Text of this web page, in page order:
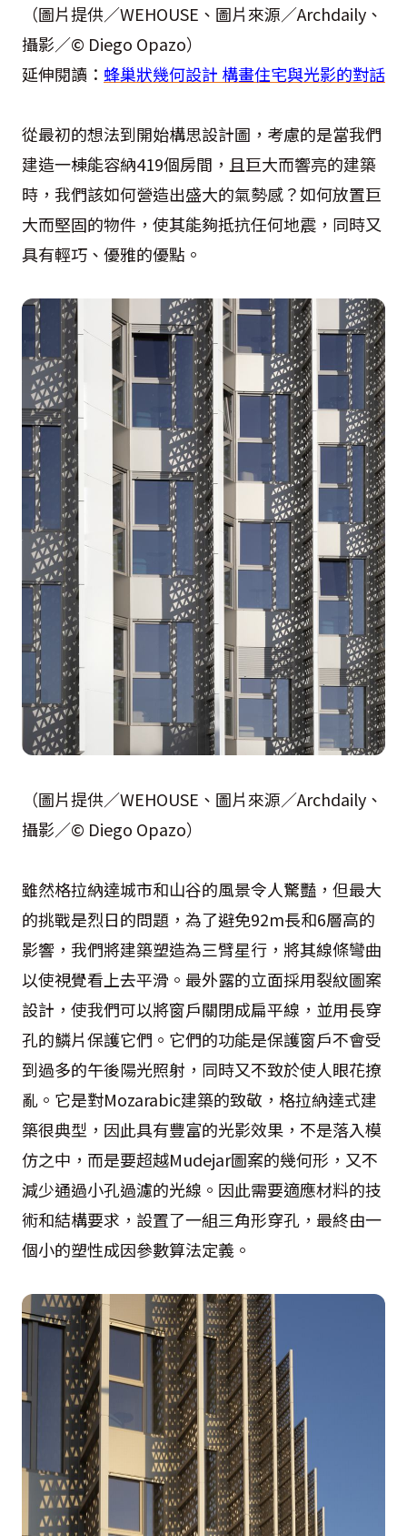
（圖片提供／WEHOUSE、圖片來源／Archdaily、
攝影／© Diego Opazo）
延伸閱讀： 蜂巢狀幾何設計 構畫住宅與光影的對話
從最初的想法到開始構思設計圖，考慮的是當我們
建造一棟能容納419個房間，且巨大而響亮的建築
時，我們該如何營造出盛大的氣勢感？如何放置巨
大而堅固的物件，使其能夠抵抗任何地震，同時又
具有輕巧、優雅的優點。
（圖片提供／WEHOUSE、圖片來源／Archdaily、
攝影／© Diego Opazo）
雖然格拉納達城市和山谷的風景令人驚豔，但最大
的挑戰是烈日的問題，為了避免92m長和6層高的
影響，我們將建築塑造為三臂星行，將其線條彎曲
以使視覺看上去平滑。最外露的立面採用裂紋圖案
設計，使我們可以將窗戶關閉成扁平線，並用長穿
孔的鱗片保護它們。它們的功能是保護窗戶不會受
到過多的午後陽光照射，同時又不致於使人眼花撩
亂。它是對Mozarabic建築的致敬，格拉納達式建
築很典型，因此具有豐富的光影效果，不是落入模
仿之中，而是要超越Mudejar圖案的幾何形，又不
減少通過小孔過濾的光線。因此需要適應材料的技
術和結構要求，設置了一組三角形穿孔，最終由一
個小的塑性成因參數算法定義。